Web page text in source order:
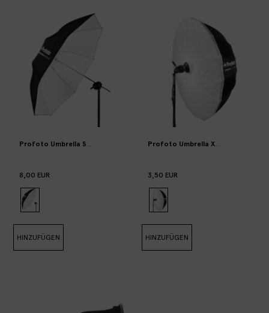
Profoto Umbrella Shallow White M EUR
8,00 EUR
HINZUFÜGEN
Profoto Umbrella XL diffusor
3,50 EUR
HINZUFÜGEN